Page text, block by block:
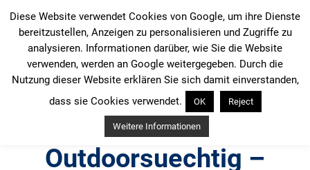
Inhalt
springen
Outdoorsuechtig –
Diese Website verwendet Cookies von Google, um ihre Dienste
bereitzustellen, Anzeigen zu personalisieren und Zugriffe zu
analysieren. Informationen darüber, wie Sie die Website
verwenden, werden an Google weitergegeben. Durch die
Nutzung dieser Website erklären Sie sich damit einverstanden,
dass sie Cookies verwendet.
OK Reject
Weitere Informationen